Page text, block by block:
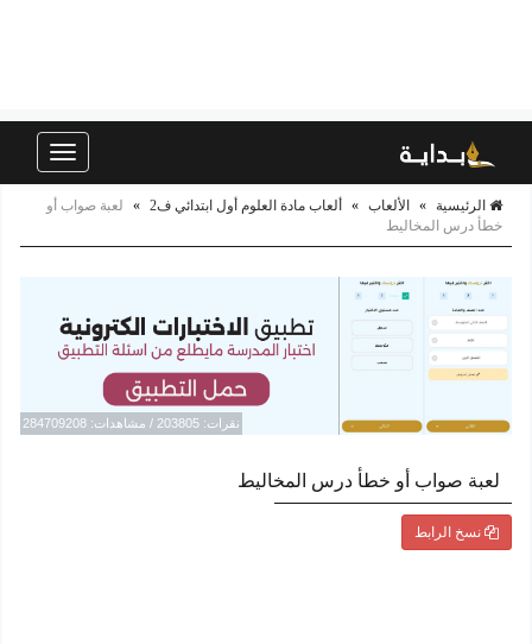
Toggle
الرئيسية » الألعاب » ألعاب مادة العلوم أول ابتدائي ف2 »
لعبة صواب أو
خطأ درس المخاليط
نقرات: 203805 / مشاهدات: 284709208
لعبة صواب أو خطأ درس المخاليط
نسخ الرابط